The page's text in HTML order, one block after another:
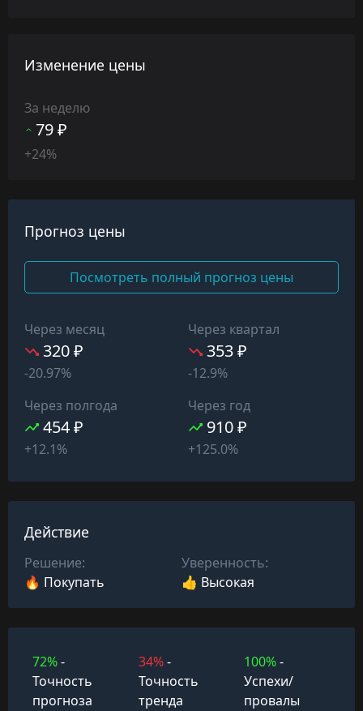
Изменение цены
За неделю
79 ₽
+24%
Прогноз цены
Посмотреть полный прогноз цены
Через месяц
320 ₽
-20.97%
Через квартал
353 ₽
-12.9%
Через полгода
454 ₽
+12.1%
Через год
910 ₽
+125.0%
Действие
Решение:
🔥 Покупать
Уверенность:
👍 Высокая
72%-
Точность
прогноза
34%-
Точность
тренда
100%-
Успехи/
провалы